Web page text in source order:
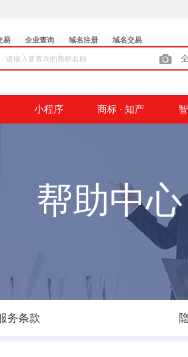
易 企业查询 域名注册 域名交易
小程序 商标 · 知产
帮助中心
务条款